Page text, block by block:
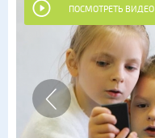
ПОСМОТРЕТЬ ВИДЕО